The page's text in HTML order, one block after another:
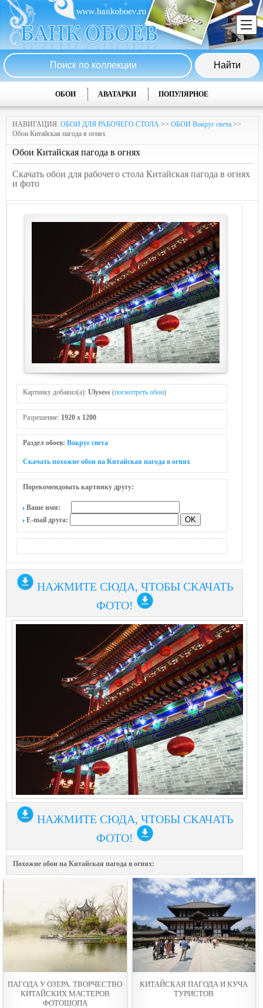
ОБОИ АВАТАРКИ ПОПУЛЯРНОЕ
НАВИГАЦИЯ: ОБОИ ДЛЯ РАБОЧЕГО СТОЛА >> ОБОИ Вокруг света >>
Обои Китайская пагода в огнях
Обои Китайская пагода в огнях
Скачать обои для рабочего стола Китайская пагода в огнях
и фото
Картинку добавил(а): Ulysess (посмотреть обои)
Разрешение: 1920 x 1200
Раздел обоев: Вокруг света
Скачать похожие обои на Китайская пагода в огнях
Порекомендовать картинку другу:
Ваше имя:
E-mail друга:
НАЖМИТЕ СЮДА, ЧТОБЫ СКАЧАТЬ
ФОТО!
НАЖМИТЕ СЮДА, ЧТОБЫ СКАЧАТЬ
ФОТО!
Похожие обои на Китайская пагода в огнях:
ПАГОДА У ОЗЕРА. ТВОРЧЕСТВО
КИТАЙСКИХ МАСТЕРОВ
ФОТОШОПА
КИТАЙСКАЯ ПАГОДА И КУЧА
ТУРИСТОВ